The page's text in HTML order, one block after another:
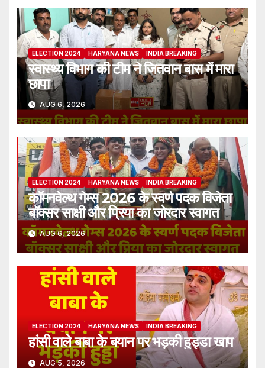
ELECTION 2024 HARYANA NEWS INDIA BREAKING
स्वास्थ्य विभाग की टीम ने जितवान बास में मारा
छापा
AUG 6, 2026
ELECTION 2024 HARYANA NEWS INDIA BREAKING
कॉमनवेल्थ गेम्स 2026 के स्वर्ण पदक विजेता
बॉक्सर साक्षी और प्रिया का जोरदार स्वागत
AUG 6, 2026
ELECTION 2024 HARYANA NEWS INDIA BREAKING
हांसी वाले बाबा के बयान पर भड़की हुड्डा खाप
AUG 5, 2026